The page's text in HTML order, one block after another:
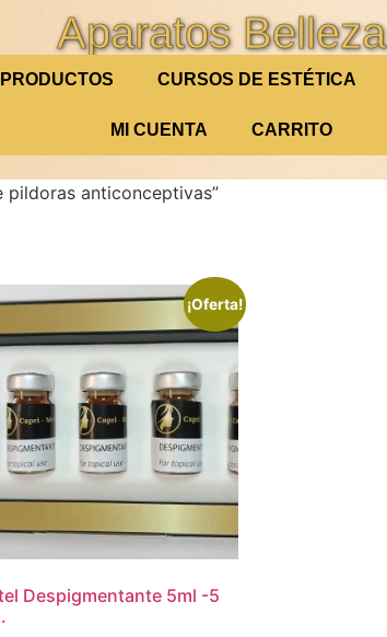
Aparatos Belleza
PRODUCTOS CURSOS DE ESTÉTICA
MI CUENTA CARRITO
pildoras anticonceptivas”
¡Oferta!
Despigmentante 5ml -5